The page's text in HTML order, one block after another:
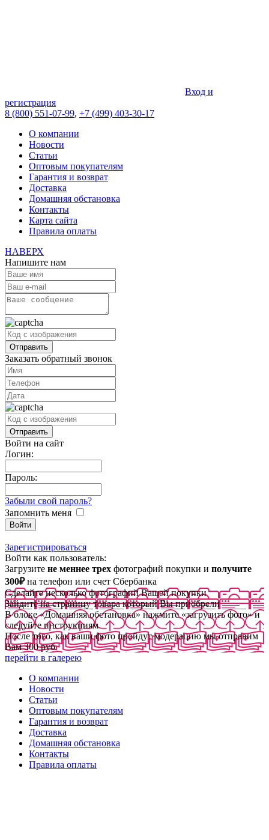
Вход и
регистрация
8 (800) 551-07-99, +7 (499) 403-30-17
О компании
Новости
Статьи
Оптовым покупателям
Гарантия и возврат
Доставка
Домашняя обстановка
Контакты
Карта сайта
Правила оплаты
НАВЕРХ
Напишите нам
Заказать обратный звонок
Войти на сайт
Логин:
Пароль:
Забыли свой пароль?
Запомнить меня
Зарегистрироваться
Войти как пользователь:
Загрузите не меннее трех фотографий покупки и получите
300₽на телефон или счет Сбербанка
Сделайте несколько фотографий Вашей покупки
Зайдите на страницу товара который Вы приобрели
В блоке «Домашняя обстановка» нажмите «загрузить фото» и
следуйте инструкциям
После того, как ваши фото пройдут модерацию мы отправим
Вам 300 руб
перейти в галерею
О компании
Новости
Статьи
Оптовым покупателям
Гарантия и возврат
Доставка
Домашняя обстановка
Контакты
Правила оплаты